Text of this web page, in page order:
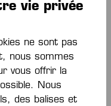
vie privée
ne sont pas
nous sommes
vous offrir la
Nous
des balises et